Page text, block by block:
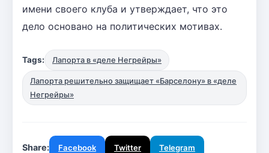
имени своего клуба и утверждает, что это
дело основано на политических мотивах.
Tags: Лапорта в «деле Негрейры»
Лапорта решительно защищает «Барселону» в «деле
Негрейры»
Share: Facebook Twitter Telegram